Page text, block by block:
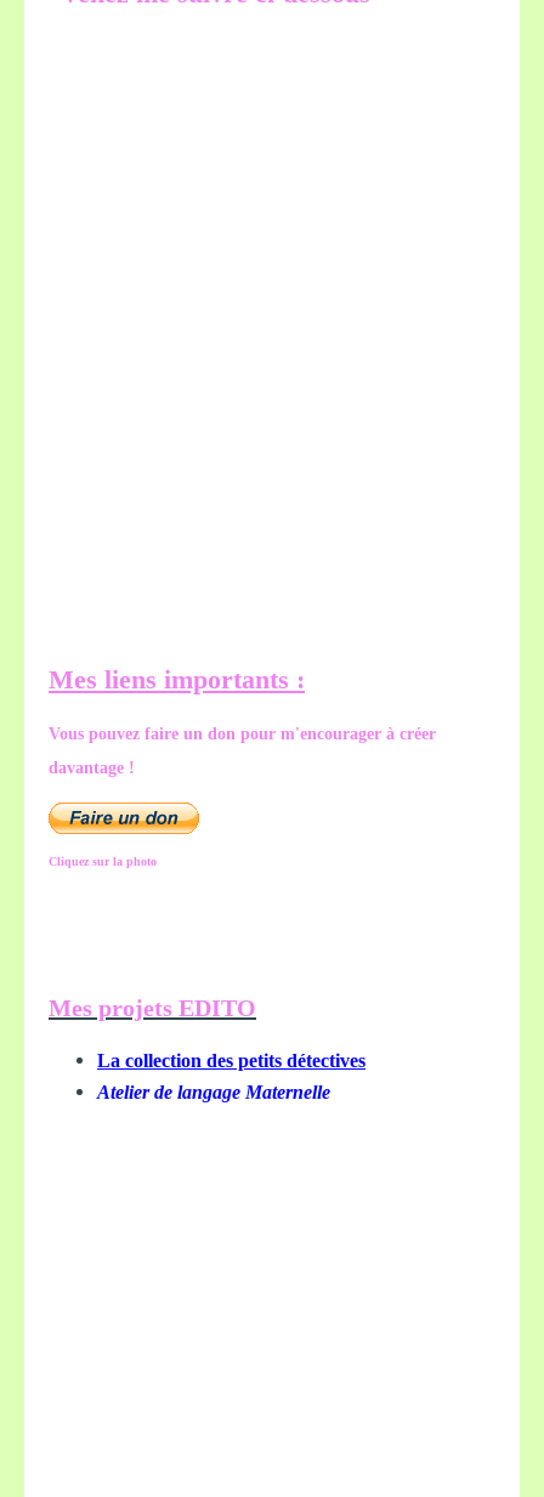
Mes liens importants :
Vous pouvez faire un don pour m'encourager à créer
davantage !
Cliquez sur la photo
Mes projets EDITO
La collection des petits détectives
Atelier de langage Maternelle